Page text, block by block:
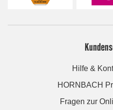
Hilfe &
HORNBACH
Fragen zur